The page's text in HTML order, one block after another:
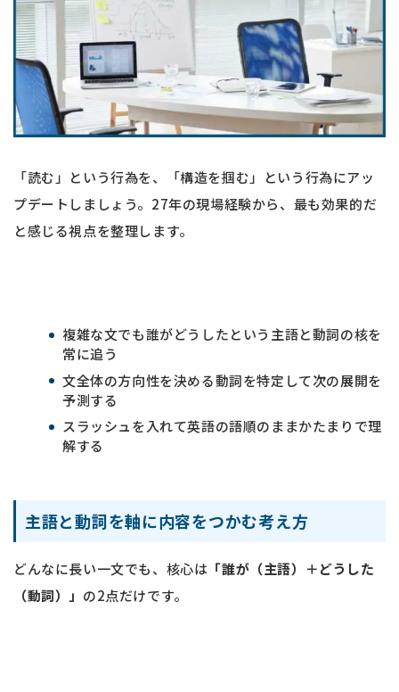
「読む」という行為を、「構造を掴む」という行為にアッ
プデートしましょう。27年の現場経験から、最も効果的だ
と感じる視点を整理します。
複雑な文でも誰がどうしたという主語と動詞の核を
常に追う
文全体の方向性を決める動詞を特定して次の展開を
予測する
スラッシュを入れて英語の語順のままかたまりで理
解する
主語と動詞を軸に内容をつかむ考え方
どんなに長い一文でも、核心は 「誰が（主語）＋どうした
（動詞）」 の2点だけです。